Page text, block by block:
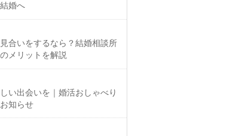
婚へ
合いをするなら？結婚相談所
メリットを解説
い出会いを｜婚活おしゃべり
知らせ